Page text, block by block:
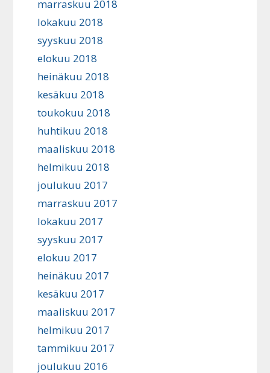
marraskuu 2018
lokakuu 2018
syyskuu 2018
elokuu 2018
heinäkuu 2018
kesäkuu 2018
toukokuu 2018
huhtikuu 2018
maaliskuu 2018
helmikuu 2018
joulukuu 2017
marraskuu 2017
lokakuu 2017
syyskuu 2017
elokuu 2017
heinäkuu 2017
kesäkuu 2017
maaliskuu 2017
helmikuu 2017
tammikuu 2017
joulukuu 2016